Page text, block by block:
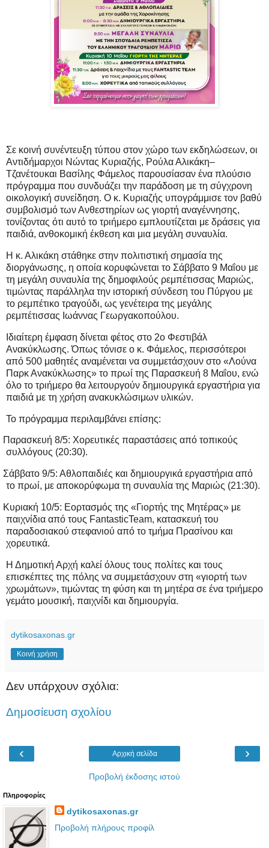
Σε κοινή συνέντευξη τύπου στον χώρο των εκδηλώσεων, οι
Αντιδήμαρχοι Νώντας Κυριαζής, Ρούλα Αλικάκη–
Τζανέτουκαι Βασίλης Φάμελος παρουσίασαν ένα πλούσιο
πρόγραμμα που συνδυάζει την παράδοση με τη σύγχρονη
οικολογική συνείδηση. Ο κ. Κυριαζής υπογράμμισε τον βαθύ
συμβολισμό των Ανθεστηρίων ως γιορτή αναγέννησης,
τονίζοντας ότι αυτό το τριήμερο εμπλουτίζεται με δράσεις για
παιδιά, ανθοκομική έκθεση και μια μεγάλη συναυλία.
Η κ. Αλικάκη στάθηκε στην πολιτιστική σημασία της
διοργάνωσης, η οποία κορυφώνεται το Σάββατο 9 Μαΐου με
τη μεγάλη συναυλία της δημοφιλούς ρεμπέτισσας Μαριώς,
τιμώντας παράλληλα την ιστορική σύνδεση του Πύργου με
το ρεμπέτικο τραγούδι, ως γενέτειρα της μεγάλης
ρεμπέτισσας Ιωάννας Γεωργακοπούλου.
Ιδιαίτερη έμφαση δίνεται φέτος στο 2ο Φεστιβάλ
Ανακύκλωσης. Όπως τόνισε ο κ. Φάμελος, περισσότεροι
από 500 μαθητές αναμένεται να συμμετάσχουν στο «Λούνα
Παρκ Ανακύκλωσης» το πρωί της Παρασκευή 8 Μαΐου, ενώ
όλο το τριήμερο θα λειτουργούν δημιουργικά εργαστήρια για
παιδιά με τη χρήση ανακυκλώσιμων υλικών.
Το πρόγραμμα περιλαμβάνει επίσης:
Παρασκευή 8/5: Χορευτικές παραστάσεις από τοπικούς
συλλόγους (20:30).
Σάββατο 9/5: Αθλοπαιδιές και δημιουργικά εργαστήρια από
το πρωί, με αποκορύφωμα τη συναυλία της Μαριώς (21:30).
Κυριακή 10/5: Εορτασμός της «Γιορτής της Μητέρας» με
παιχνίδια από τους FantasticTeam, κατασκευή του
παραδοσιακού στεφανιού από το τμήμα Πρασίνου και
χορευτικά.
Η Δημοτική Αρχή καλεί όλους τους πολίτες και τους
επισκέπτες της πόλης να συμμετάσχουν στη «γιορτή των
χρωμάτων», τιμώντας τη φύση και τη μητέρα σε ένα τριήμερο
γεμάτο μουσική, παιχνίδι και δημιουργία.
dytikosaxonas.gr
Κοινή χρήση
Δεν υπάρχουν σχόλια:
Δημοσίευση σχολίου
‹ ›
Αρχική σελίδα
Προβολή έκδοσης ιστού
Πληροφορίες
dytikosaxonas.gr
Προβολή πλήρους προφίλ